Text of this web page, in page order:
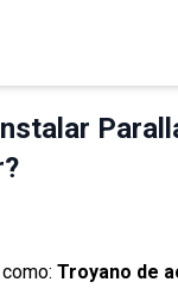
Troyano de